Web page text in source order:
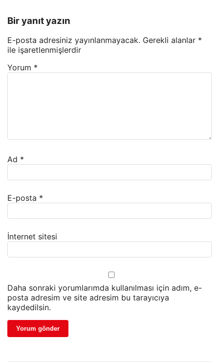
Bir yanıt yazın
E-posta adresiniz yayınlanmayacak. Gerekli alanlar *
ile işaretlenmişlerdir
Yorum *
Ad *
E-posta *
İnternet sitesi
Daha sonraki yorumlarımda kullanılması için adım, e-
posta adresim ve site adresim bu tarayıcıya
kaydedilsin.